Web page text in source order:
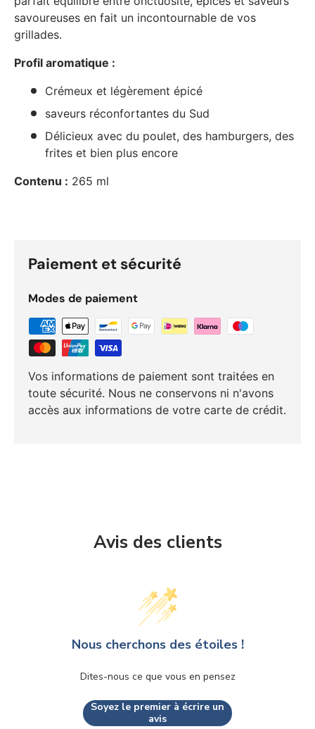
savoureuses en fait un incontournable de vos
grillades.
Profil aromatique :
Crémeux et légèrement épicé
saveurs réconfortantes du Sud
Délicieux avec du poulet, des hamburgers, des
frites et bien plus encore
Contenu : 265 ml
Paiement et sécurité
Modes de paiement
Vos informations de paiement sont traitées en
toute sécurité. Nous ne conservons ni n'avons
accès aux informations de votre carte de crédit.
Avis des clients
Nous cherchons des étoiles !
Dites-nous ce que vous en pensez
Soyez le premier à écrire un
avis